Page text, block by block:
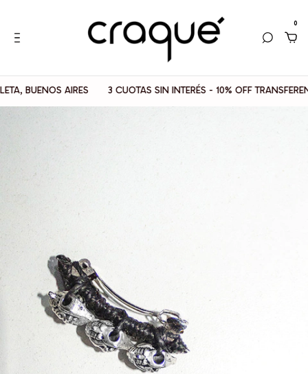
0
BUENOS AIRES 3 CUOTAS SIN INTERÉS - 10% OFF